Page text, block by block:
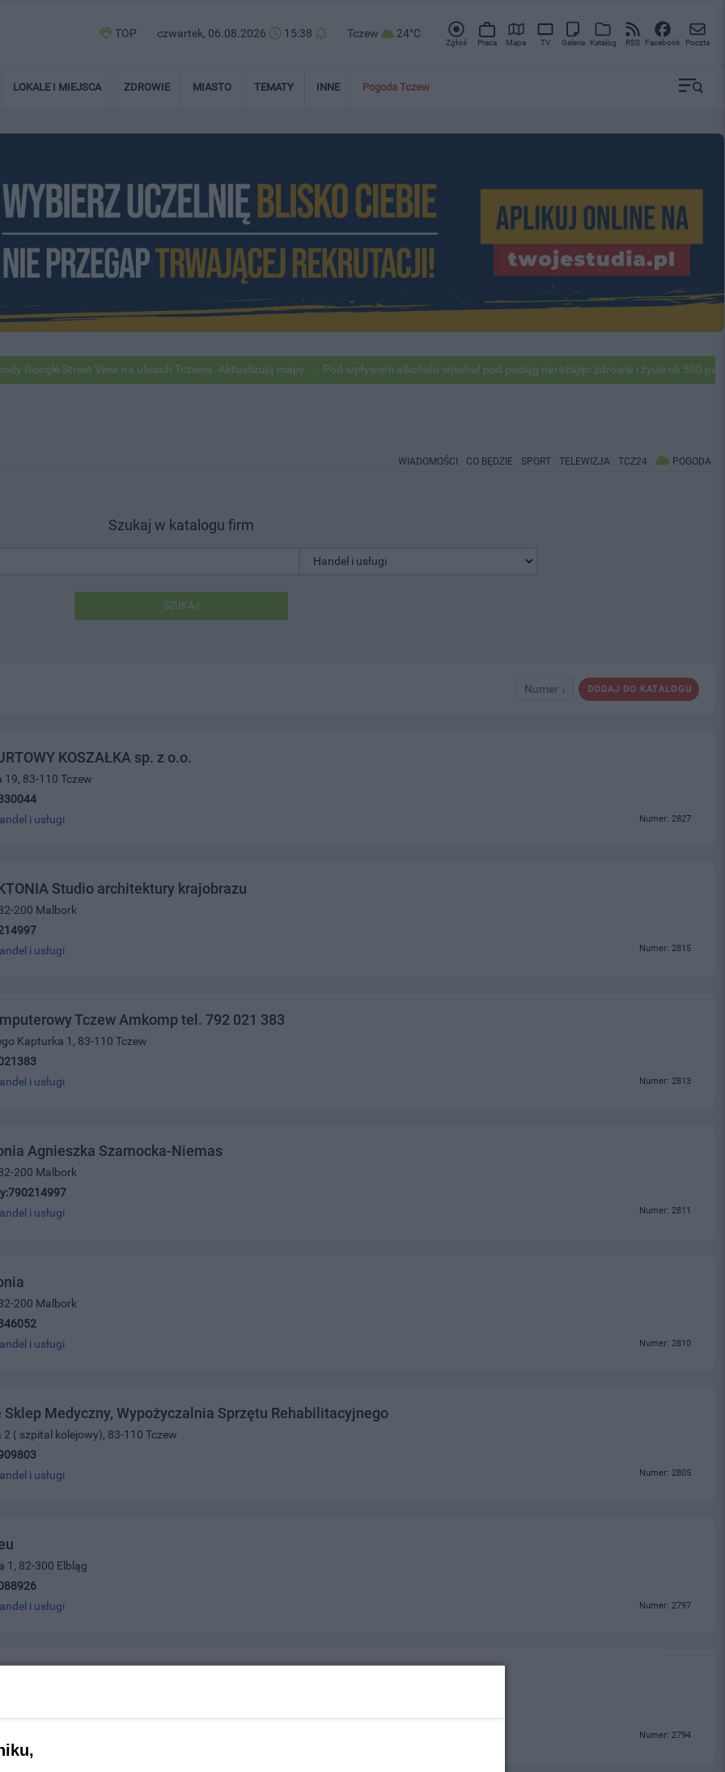
TOP czwartek, 06.08.2026 15:38 Tczew 24°C
Zgłoś Praca Mapa TV Galeria Katalog RSS Facebook Poczta
LOKALE I MIEJSCA ZDROWIE MIASTO TEMATY INNE Pogoda Tczew
Street View na ulicach Tczewa. Aktualizują mapy Pod wpływem alkoholu wjechał pod pociąg narażając zdrowie i życie ok 500 pasażerów!
WIADOMOŚCI CO BĘDZIE SPORT TELEWIZJA TCZ24 POGODA
Szukaj w katalogu firm
SZUKAJ
DODAJ DO KATALOGU
Numer ↓
KOSZAŁKA sp. z o.o.
83-110 Tczew
i usługi Numer: 2827
Studio architektury krajobrazu
200 Malbork
i usługi Numer: 2815
Tczew Amkomp tel. 792 021 383
Kapturka 1, 83-110 Tczew
i usługi Numer: 2813
Agnieszka Szamocka-Niemas
200 Malbork
i usługi Numer: 2811
200 Malbork
i usługi Numer: 2810
Sklep Medyczny, Wypożyczalnia Sprzętu Rehabilitacyjnego
2 ( szpital kolejowy), 83-110 Tczew
i usługi Numer: 2805
1, 82-300 Elbląg
i usługi Numer: 2797
110 Tczew
Numer: 2794